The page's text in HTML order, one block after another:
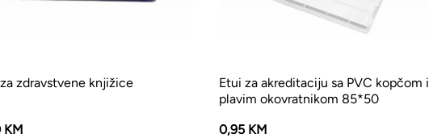
zdravstvene knjižice
KM
Etui za akreditaciju sa PVC kopčom i
plavim okovratnikom 85*50
0,95 KM